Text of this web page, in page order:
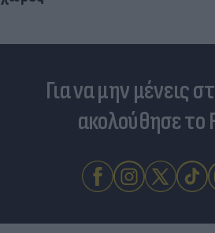
Για να μην μένεις
ακολούθησε το